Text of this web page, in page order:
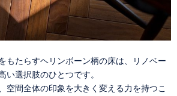
もたらすヘリンボーン柄の床は、リノベー
い選択肢のひとつです。
空間全体の印象を大きく変える力を持つこ